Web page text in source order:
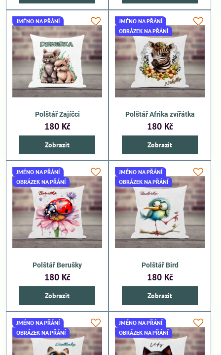
JMÉNO NA PŘÁNÍ
Polštář Zajíčci
180 Kč
Zobrazit
JMÉNO NA PŘÁNÍ
OBRÁZEK NA PŘÁNÍ
Polštář Afrika zvířátka
180 Kč
Zobrazit
JMÉNO NA PŘÁNÍ
OBRÁZEK NA PŘÁNÍ
Polštář Berušky
180 Kč
Zobrazit
JMÉNO NA PŘÁNÍ
OBRÁZEK NA PŘÁNÍ
Polštář Bird
180 Kč
Zobrazit
JMÉNO NA PŘÁNÍ
OBRÁZEK NA PŘÁNÍ
JMÉNO NA PŘÁNÍ
OBRÁZEK NA PŘÁNÍ